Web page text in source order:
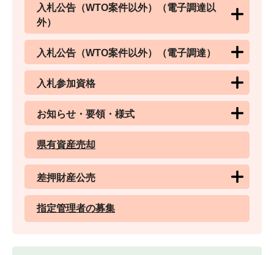
入札公告（WTO案件以外）（電子調達以
外）
入札公告（WTO案件以外）（電子調達）
入札参加資格
お知らせ・要領・様式
県有資産売却
差押財産公売
指定管理者の募集